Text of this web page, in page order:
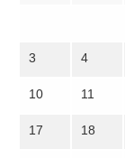
3 4
10 11
17 18